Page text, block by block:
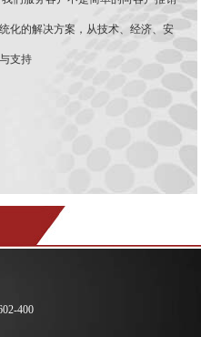
化的解决方案，从技术、经济、安
支持
400